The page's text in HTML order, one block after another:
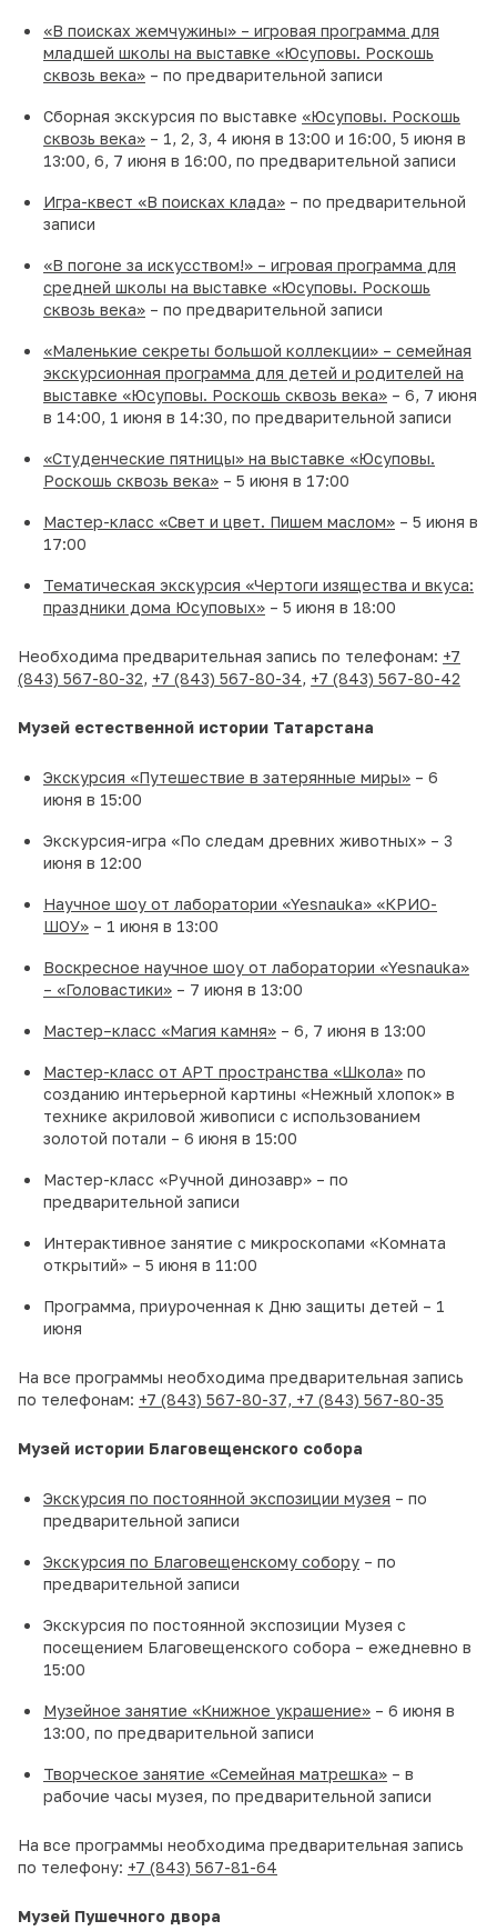
«В поисках жемчужины» – игровая программа для
младшей школы на выставке «Юсуповы. Роскошь
сквозь века» – по предварительной записи
Сборная экскурсия по выставке «Юсуповы. Роскошь
сквозь века» – 1, 2, 3, 4 июня в 13:00 и 16:00, 5 июня в
13:00, 6, 7 июня в 16:00, по предварительной записи
Игра-квест «В поисках клада» – по предварительной
записи
«В погоне за искусством!» – игровая программа для
средней школы на выставке «Юсуповы. Роскошь
сквозь века» – по предварительной записи
«Маленькие секреты большой коллекции» – семейная
экскурсионная программа для детей и родителей на
выставке «Юсуповы. Роскошь сквозь века» – 6, 7 июня
в 14:00, 1 июня в 14:30, по предварительной записи
«Студенческие пятницы» на выставке «Юсуповы.
Роскошь сквозь века» – 5 июня в 17:00
Мастер-класс «Свет и цвет. Пишем маслом» – 5 июня в
17:00
Тематическая экскурсия «Чертоги изящества и вкуса:
праздники дома Юсуповых» – 5 июня в 18:00
Необходима предварительная запись по телефонам: +7
(843) 567-80-32, +7 (843) 567-80-34, +7 (843) 567-80-42
Музей естественной истории Татарстана
Экскурсия «Путешествие в затерянные миры» – 6
июня в 15:00
Экскурсия-игра «По следам древних животных» – 3
июня в 12:00
Научное шоу от лаборатории «Yesnauka» «КРИО-
ШОУ» – 1 июня в 13:00
Воскресное научное шоу от лаборатории «Yesnauka»
– «Головастики» – 7 июня в 13:00
Мастер–класс «Магия камня» – 6, 7 июня в 13:00
Мастер-класс от АРТ пространства «Школа» по
созданию интерьерной картины «Нежный хлопок» в
технике акриловой живописи с использованием
золотой потали – 6 июня в 15:00
Мастер-класс «Ручной динозавр» – по
предварительной записи
Интерактивное занятие с микроскопами «Комната
открытий» – 5 июня в 11:00
Программа, приуроченная к Дню защиты детей – 1
июня
На все программы необходима предварительная запись
по телефонам: +7 (843) 567-80-37, +7 (843) 567-80-35
Музей истории Благовещенского собора
Экскурсия по постоянной экспозиции музея – по
предварительной записи
Экскурсия по Благовещенскому собору – по
предварительной записи
Экскурсия по постоянной экспозиции Музея с
посещением Благовещенского собора – ежедневно в
15:00
Музейное занятие «Книжное украшение» – 6 июня в
13:00, по предварительной записи
Творческое занятие «Семейная матрешка» – в
рабочие часы музея, по предварительной записи
На все программы необходима предварительная запись
по телефону: +7 (843) 567-81-64
Музей Пушечного двора